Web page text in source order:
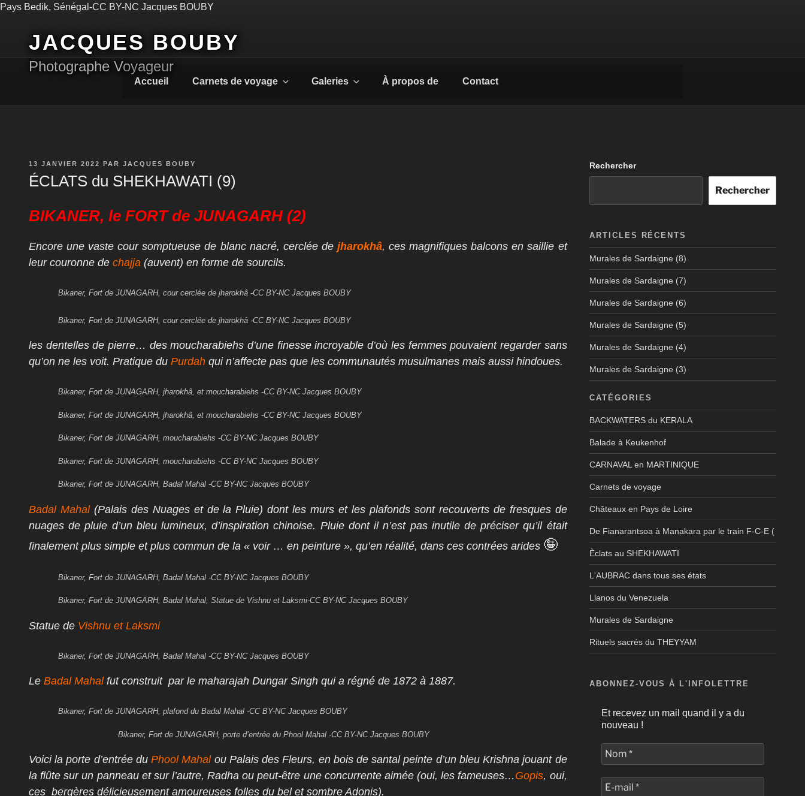
Aller
contenu
principal
Pays Bedik, Sénégal-CC BY-NC Jacques BOUBY
JACQUES BOUBY
Photographe Voyageur
Accueil Carnets de voyage Galeries À propos de Contact
PUBLIÉ
LE
13 JANVIER 2022 PAR JACQUES BOUBY
ÉCLATS du SHEKHAWATI (9)
BIKANER, le FORT de JUNAGARH (2)
Encore une vaste cour somptueuse de blanc nacré, cerclée de jharokhâ, ces magnifiques balcons en saillie et
leur couronne de chajja (auvent) en forme de sourcils.
Bikaner, Fort de JUNAGARH, cour cerclée de jharokhâ -CC BY-NC Jacques BOUBY
Bikaner, Fort de JUNAGARH, cour cerclée de jharokhâ -CC BY-NC Jacques BOUBY
les dentelles de pierre… des moucharabiehs d’une finesse incroyable d’où les femmes pouvaient regarder sans
qu’on ne les voit. Pratique du Purdah qui n’affecte pas que les communautés musulmanes mais aussi hindoues.
Bikaner, Fort de JUNAGARH, jharokhâ, et moucharabiehs -CC BY-NC Jacques BOUBY
Bikaner, Fort de JUNAGARH, jharokhâ, et moucharabiehs -CC BY-NC Jacques BOUBY
Bikaner, Fort de JUNAGARH, moucharabiehs -CC BY-NC Jacques BOUBY
Bikaner, Fort de JUNAGARH, moucharabiehs -CC BY-NC Jacques BOUBY
Bikaner, Fort de JUNAGARH, Badal Mahal -CC BY-NC Jacques BOUBY
Badal Mahal(Palais des Nuages et de la Pluie) dont les murs et les plafonds sont recouverts de fresques de
nuages ​​de pluie d’un bleu lumineux, d’inspiration chinoise. Pluie dont il n’est pas inutile de préciser qu’il était
finalement plus simple et plus commun de la « voir … en peinture », qu’en réalité, dans ces contrées arides 🤪
Bikaner, Fort de JUNAGARH, Badal Mahal -CC BY-NC Jacques BOUBY
Bikaner, Fort de JUNAGARH, Badal Mahal, Statue de Vishnu et Laksmi-CC BY-NC Jacques BOUBY
Statue de Vishnu et Laksmi
Bikaner, Fort de JUNAGARH, Badal Mahal -CC BY-NC Jacques BOUBY
Le Badal Mahalfut construit par le maharajah Dungar Singh qui a régné de 1872 à 1887.
Bikaner, Fort de JUNAGARH, plafond du Badal Mahal -CC BY-NC Jacques BOUBY
Bikaner, Fort de JUNAGARH, porte d’entrée du Phool Mahal -CC BY-NC Jacques BOUBY
Voici laporte d’entrée duPhool Mahalou Palais des Fleurs, en bois de santal peinte d’un bleu Krishna jouant de
la flûte sur un panneau et sur l’autre, Radha ou peut-être une concurrente aimée (oui, les fameuses… Gopis, oui,
ces bergères délicieusement amoureuses folles du bel et sombre Adonis).
Rechercher
Rechercher
ARTICLES RÉCENTS
Murales de Sardaigne (8)
Murales de Sardaigne (7)
Murales de Sardaigne (6)
Murales de Sardaigne (5)
Murales de Sardaigne (4)
Murales de Sardaigne (3)
CATÉGORIES
BACKWATERS du KERALA
Balade à Keukenhof
CARNAVAL en MARTINIQUE
Carnets de voyage
Châteaux en Pays de Loire
De Fianarantsoa à Manakara par le train F-C-E (
Èclats au SHEKHAWATI
L'AUBRAC dans tous ses états
Llanos du Venezuela
Murales de Sardaigne
Rituels sacrés du THEYYAM
ABONNEZ-VOUS À L'INFOLETTRE
Et recevez un mail quand il y a du
nouveau !